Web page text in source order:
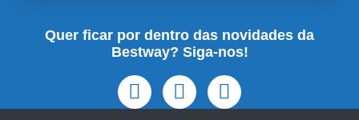
Quer ficar por dentro das novidades da
Bestway? Siga-nos!